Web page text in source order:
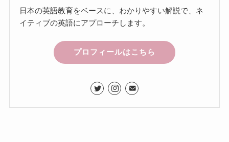
日本の英語教育をベースに、わかりやすい解説で、ネ
イティブの英語にアプローチします。
プロフィールはこちら